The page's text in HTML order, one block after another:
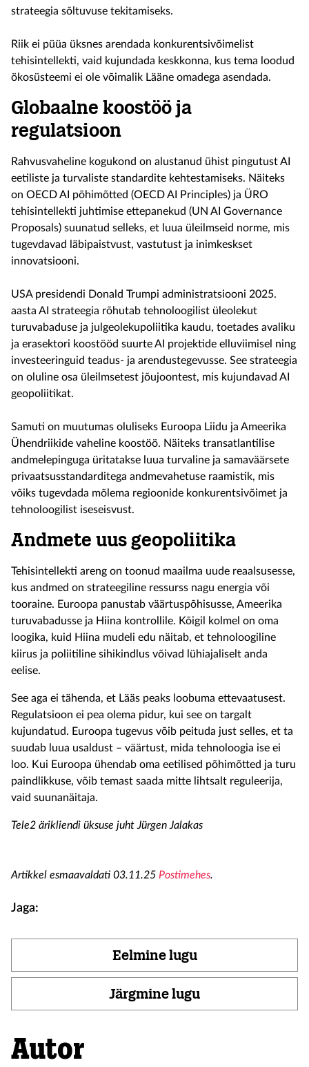
strateegia sõltuvuse tekitamiseks.
Riik ei püüa üksnes arendada konkurentsivõimelist
tehisintellekti, vaid kujundada keskkonna, kus tema loodud
ökosüsteemi ei ole võimalik Lääne omadega asendada.
Globaalne koostöö ja
regulatsioon
Rahvusvaheline kogukond on alustanud ühist pingutust AI
eetiliste ja turvaliste standardite kehtestamiseks. Näiteks
on OECD AI põhimõtted (OECD AI Principles) ja ÜRO
tehisintellekti juhtimise ettepanekud (UN AI Governance
Proposals) suunatud selleks, et luua üleilmseid norme, mis
tugevdavad läbipaistvust, vastutust ja inimkeskset
innovatsiooni.
USA presidendi Donald Trumpi administratsiooni 2025.
aasta AI strateegia rõhutab tehnoloogilist üleolekut
turuvabaduse ja julgeolekupoliitika kaudu, toetades avaliku
ja erasektori koostööd suurte AI projektide elluviimisel ning
investeeringuid teadus- ja arendustegevusse. See strateegia
on oluline osa üleilmsetest jõujoontest, mis kujundavad AI
geopoliitikat.
Samuti on muutumas oluliseks Euroopa Liidu ja Ameerika
Ühendriikide vaheline koostöö. Näiteks transatlantilise
andmelepinguga üritatakse luua turvaline ja samaväärsete
privaatsusstandarditega andmevahetuse raamistik, mis
võiks tugevdada mõlema regioonide konkurentsivõimet ja
tehnoloogilist iseseisvust.
Andmete uus geopoliitika
Tehisintellekti areng on toonud maailma uude reaalsusesse,
kus andmed on strateegiline ressurss nagu energia või
tooraine. Euroopa panustab väärtuspõhisusse, Ameerika
turuvabadusse ja Hiina kontrollile. Kõigil kolmel on oma
loogika, kuid Hiina mudeli edu näitab, et tehnoloogiline
kiirus ja poliitiline sihikindlus võivad lühiajaliselt anda
eelise.
See aga ei tähenda, et Lääs peaks loobuma ettevaatusest.
Regulatsioon ei pea olema pidur, kui see on targalt
kujundatud. Euroopa tugevus võib peituda just selles, et ta
suudab luua usaldust – väärtust, mida tehnoloogia ise ei
loo. Kui Euroopa ühendab oma eetilised põhimõtted ja turu
paindlikkuse, võib temast saada mitte lihtsalt reguleerija,
vaid suunanäitaja.
Tele2 ärikliendi üksuse juht Jürgen Jalakas
Artikkel esmaavaldati 03.11.25 Postimehes.
Jaga:
Eelmine lugu
Järgmine lugu
Autor